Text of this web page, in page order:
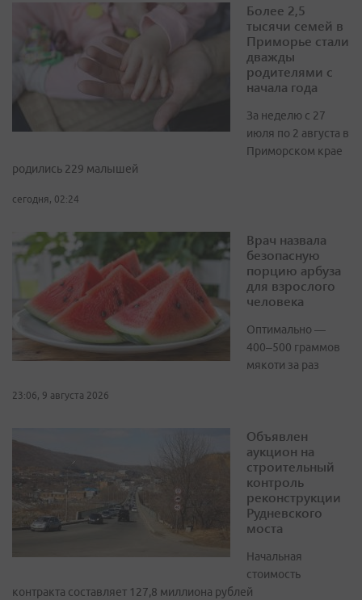
Более 2,5
тысячи семей в
Приморье стали
дважды
родителями с
начала года
За неделю с 27
июля по 2 августа в
Приморском крае
родились 229 малышей
сегодня, 02:24
Врач назвала
безопасную
порцию арбуза
для взрослого
человека
Оптимально —
400–500 граммов
мякоти за раз
23:06, 9 августа 2026
Объявлен
аукцион на
строительный
контроль
реконструкции
Рудневского
моста
Начальная
стоимость
контракта составляет 127,8 миллиона рублей